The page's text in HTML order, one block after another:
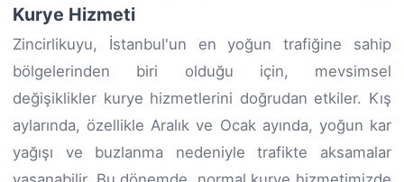
Kurye Hizmeti
Zincirlikuyu, İstanbul'un en yoğun trafiğine sahip
bölgelerinden biri olduğu için, mevsimsel
değişiklikler kurye hizmetlerini doğrudan etkiler. Kış
aylarında, özellikle Aralık ve Ocak ayında, yoğun kar
yağışı ve buzlanma nedeniyle trafikte aksamalar